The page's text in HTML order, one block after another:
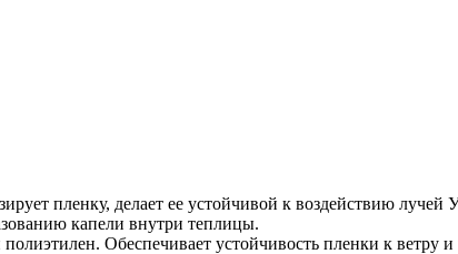
пленку, делает ее устойчивой к воздействию лучей
капели внутри теплицы.
Обеспечивает устойчивость пленки к ветру и